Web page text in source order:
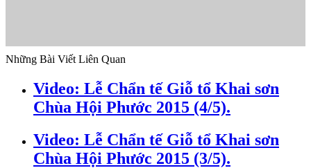
Những Bài Viết Liên Quan
Video: Lễ Chẩn tế Giỗ tổ Khai sơn
Chùa Hội Phước 2015 (4/5).
Video: Lễ Chẩn tế Giỗ tổ Khai sơn
Chùa Hội Phước 2015 (3/5).